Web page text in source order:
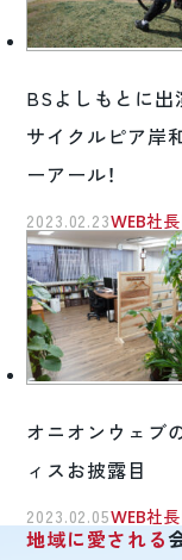
BSよしもとに出
サイクルピア岸
ーアール！
2023.02.23WEB社
オニオンウェブ
ィスお披露目
2023.02.05WEB社
地域に愛される